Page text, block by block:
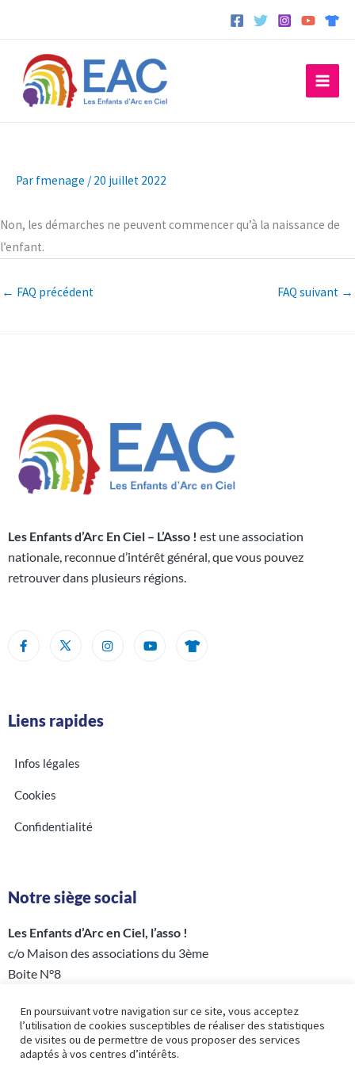
contenu
Par fmenage / 20 juillet 2022
Non, les démarches ne peuvent commencer qu’à la naissance de
l’enfant.
← FAQ précédent FAQ suivant →
Les Enfants d’Arc En Ciel – L’Asso ! est une association
nationale, reconnue d’intérêt général, que vous pouvez
retrouver dans plusieurs régions.
Liens rapides
Infos légales
Cookies
Confidentialité
Notre siège social
Les Enfants d’Arc en Ciel, l’asso !
c/o Maison des associations du 3ème
Boite N°8
En poursuivant votre navigation sur ce site, vous acceptez
l’utilisation de cookies susceptibles de réaliser des statistiques
de visites ou de permettre de vous proposer des services
adaptés à vos centres d’intérêts.